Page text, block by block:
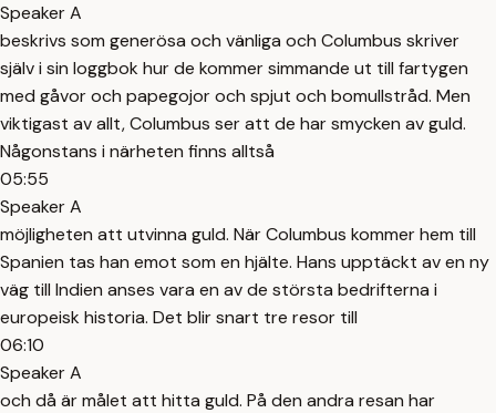
Speaker A
beskrivs som generösa och vänliga och Columbus skriver
själv i sin loggbok hur de kommer simmande ut till fartygen
med gåvor och papegojor och spjut och bomullstråd. Men
viktigast av allt, Columbus ser att de har smycken av guld.
Någonstans i närheten finns alltså
05:55
Speaker A
möjligheten att utvinna guld. När Columbus kommer hem till
Spanien tas han emot som en hjälte. Hans upptäckt av en ny
väg till Indien anses vara en av de största bedrifterna i
europeisk historia. Det blir snart tre resor till
06:10
Speaker A
och då är målet att hitta guld. På den andra resan har